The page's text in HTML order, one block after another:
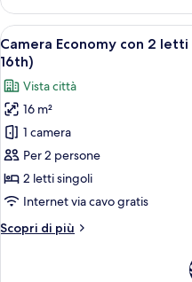
fumatori
(10th-
24th)
Deluxe
con
2
letti
singoli,
non
fumatori
(10th-
24th)
Apri
tutte
le
foto
per
Camera
Economy
con
2
singoli,
10
Camera Economy con 2
16th)
Vista città
16 m²
1 camera
Per 2 persone
2 letti singoli
Internet via cavo gratis
Scopri di più
Altri